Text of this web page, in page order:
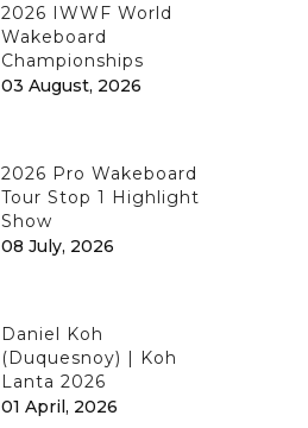
2026 IWWF World
Wakeboard
Championships
03 August, 2026
2026 Pro Wakeboard
Tour Stop 1 Highlight
Show
08 July, 2026
Daniel Koh
(Duquesnoy) | Koh
Lanta 2026
01 April, 2026